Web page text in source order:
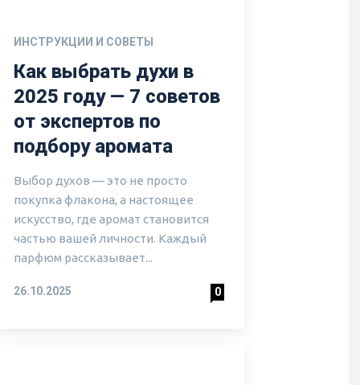
ИНСТРУКЦИИ И СОВЕТЫ
Как выбрать духи в
2025 году — 7 советов
от экспертов по
подбору аромата
Выбор духов — это не просто
покупка флакона, а настоящее
искусство, где аромат становится
частью вашей личности. Каждый
парфюм рассказывает...
26.10.2025 0